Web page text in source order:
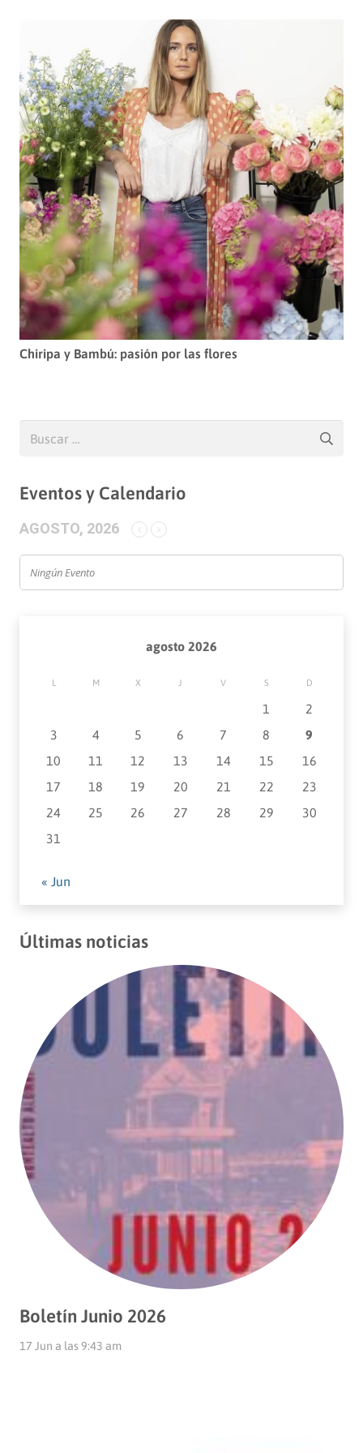
Chiripa y Bambú: pasión por las flores
Eventos y Calendario
AGOSTO, 2026
Ningún Evento
agosto 2026
L M X J V S D
1
2
3
4 5 6 7 8
9
10
11 12 13 14 15
16
17
18 19 20 21 22
23
24
25 26 27 28 29
30
31
« Jun
Últimas noticias
Boletín Junio 2026
17 Jun a las 9:43 am